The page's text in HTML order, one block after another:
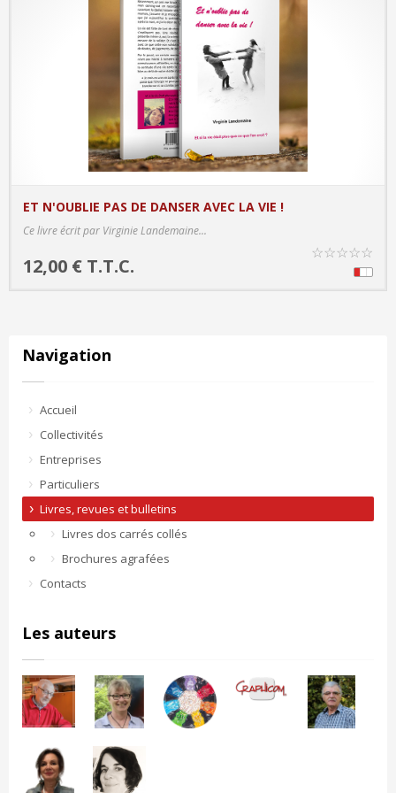
ET N'OUBLIE PAS DE DANSER AVEC LA VIE !
Ce livre écrit par Virginie Landemaine...
12,00 € T.T.C.
☆☆☆☆☆
Navigation
Accueil
Collectivités
Entreprises
Particuliers
Livres, revues et bulletins
Livres dos carrés collés
Brochures agrafées
Contacts
Les auteurs